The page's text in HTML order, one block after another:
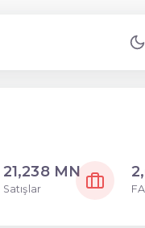
21,238 MN
Satışlar